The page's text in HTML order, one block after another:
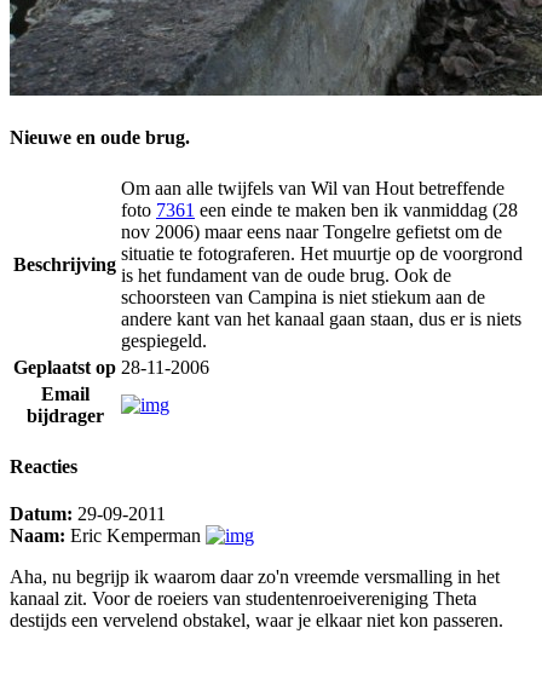
Nieuwe en oude brug.
Beschrijving
Om aan alle twijfels van Wil van Hout betreffende
foto 7361 een einde te maken ben ik vanmiddag (28
nov 2006) maar eens naar Tongelre gefietst om de
situatie te fotograferen. Het muurtje op de voorgrond
is het fundament van de oude brug. Ook de
schoorsteen van Campina is niet stiekum aan de
andere kant van het kanaal gaan staan, dus er is niets
gespiegeld.
Geplaatst op 28-11-2006
Email
bijdrager
Reacties
Datum: 29-09-2011
Naam: Eric Kemperman
Aha, nu begrijp ik waarom daar zo'n vreemde versmalling in het
kanaal zit. Voor de roeiers van studentenroeivereniging Theta
destijds een vervelend obstakel, waar je elkaar niet kon passeren.